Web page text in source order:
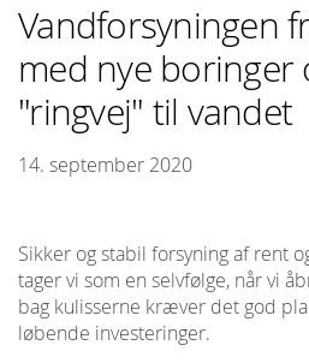
Vandforsyningen
med nye boringer
"ringvej" til vandet
14. september 2020
Sikker og stabil forsyning af rent
tager vi som en selvfølge, når vi
bag kulisserne kræver det god
løbende investeringer.